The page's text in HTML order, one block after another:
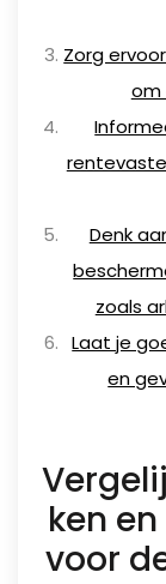
Zorg
om
Denk
zoals
Laat je
en
ken
voor